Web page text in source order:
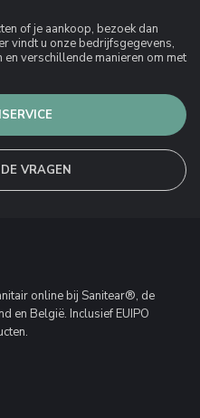
of je aankoop, bezoek dan
vindt u onze bedrijfsgegevens,
verschillende manieren om met
VRAGEN
online bij Sanitear®, de
en België. Inclusief EUIPO